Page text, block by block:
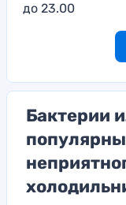
до 23.00
Бактерии